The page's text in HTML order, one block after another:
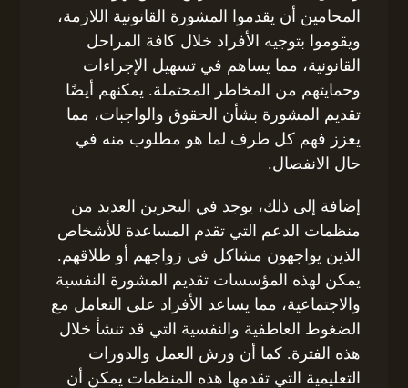
المحامين أن يقدموا المشورة القانونية اللازمة،
ويقوموا بتوجيه الأفراد خلال كافة المراحل
القانونية، مما يساهم في تسهيل الإجراءات
وحمايتهم من المخاطر المحتملة. يمكنهم أيضًا
تقديم المشورة بشأن الحقوق والواجبات، مما
يعزز فهم كل طرف لما هو مطلوب منه في
حال الانفصال.
إضافة إلى ذلك، يوجد في البحرين العديد من
منظمات الدعم التي تقدم المساعدة للأشخاص
الذين يواجهون مشاكل في زواجهم أو طلاقهم.
يمكن لهذه المؤسسات تقديم المشورة النفسية
والاجتماعية، مما يساعد الأفراد على التعامل مع
الضغوط العاطفية والنفسية التي قد تنشأ خلال
هذه الفترة. كما أن ورش العمل والدورات
التعليمية التي تقدمها هذه المنظمات يمكن أن